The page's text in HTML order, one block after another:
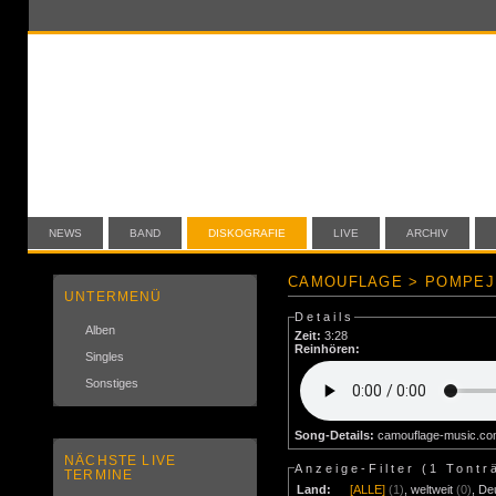
NEWS BAND DISKOGRAFIE LIVE ARCHIV
UNTERMENÜ
Alben
Singles
Sonstiges
NÄCHSTE LIVE
TERMINE
CAMOUFLAGE >
Details
Zeit: 3:28
Reinhören:
Song-Details: camouflage-
Anzeige-Filter ( 1
Land:
[ALLE] (1) ,weltweit (0)